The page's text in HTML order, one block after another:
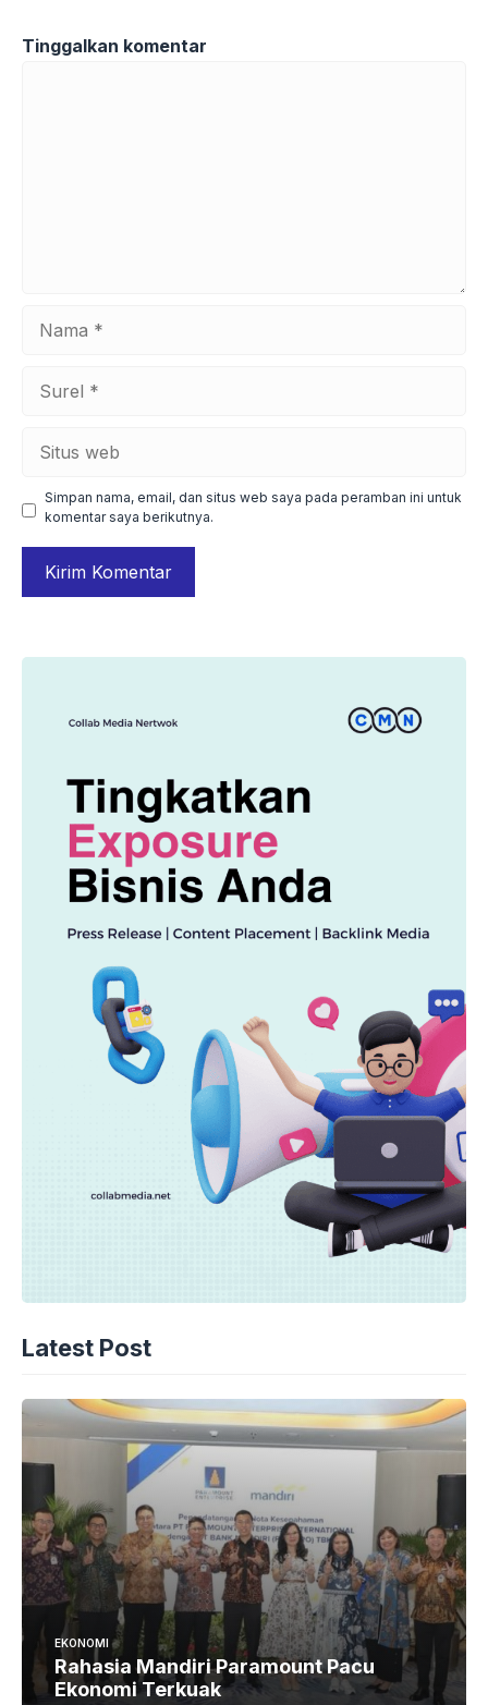
Tinggalkan komentar
web
Simpan nama, email, dan situs web saya pada peramban ini untuk
komentar saya berikutnya.
Latest Post
EKONOMI
Rahasia Mandiri Paramount Pacu
Ekonomi Terkuak